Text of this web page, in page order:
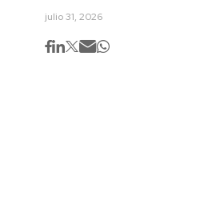
julio 31, 2026